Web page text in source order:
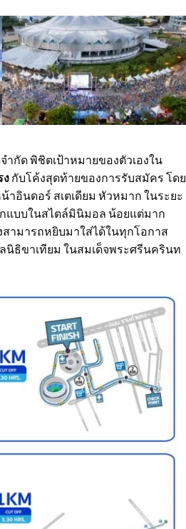
กัด พิชิตเป้าหมายของตัวเองใน
ง กับโค้งสุดท้ายของการรับสมัคร โดย
าอินดอร์ สเตเดียม หัวหมาก ในระยะ
กแบบในสไตล์มินิมอล น้อยแต่มาก
สามารถหยิบมาใส่ได้ในทุกโอกาส
นิธิขาเทียม ในสมเด็จพระศรีนครินท